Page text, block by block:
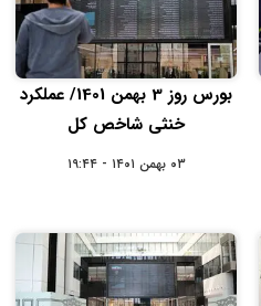
بورس روز 3 بهمن 1401/ عملکرد
خنثی شاخص کل
۰۳ بهمن ۱۴۰۱ - ۱۹:۴۴